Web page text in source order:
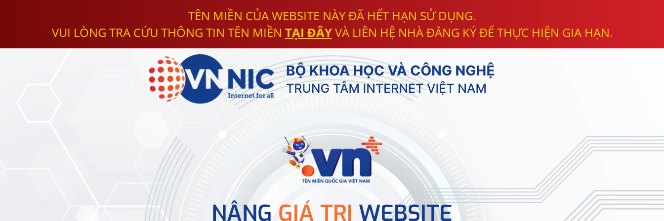
TÊN MIỀN CỦA WEBSITE NÀY ĐÃ HẾT HẠN SỬ DỤNG.
VUI LÒNG TRA CỨU THÔNG TIN TÊN MIỀN TẠI ĐÂYVÀ LIÊN HỆ NHÀ ĐĂNG KÝ ĐỂ THỰC HIỆN GIA HẠN.
NÂNG GIÁ TRỊ WEBSITE